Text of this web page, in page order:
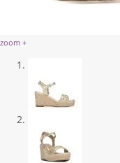
zoom +